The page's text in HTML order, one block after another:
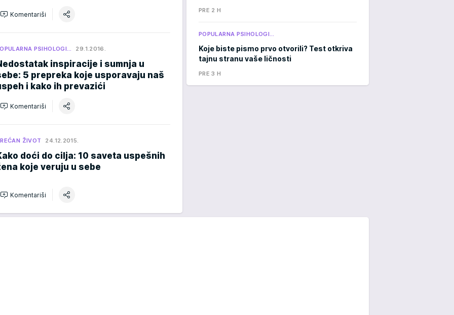
Komentariši
PSIHOLOGI… 29.1.2016.
inspiracije i sumnja u
5 prepreka koje usporavaju naš
i kako ih prevazići
Komentariši
ŽIVOT 24.12.2015.
doći do cilja: 10 saveta uspešnih
koje veruju u sebe
Komentariši
PRE 2 H
POPULARNA PSIHOLOGI…
Koje biste pismo prvo otvorili? Test otkriva
tajnu stranu vaše ličnosti
PRE 3 H